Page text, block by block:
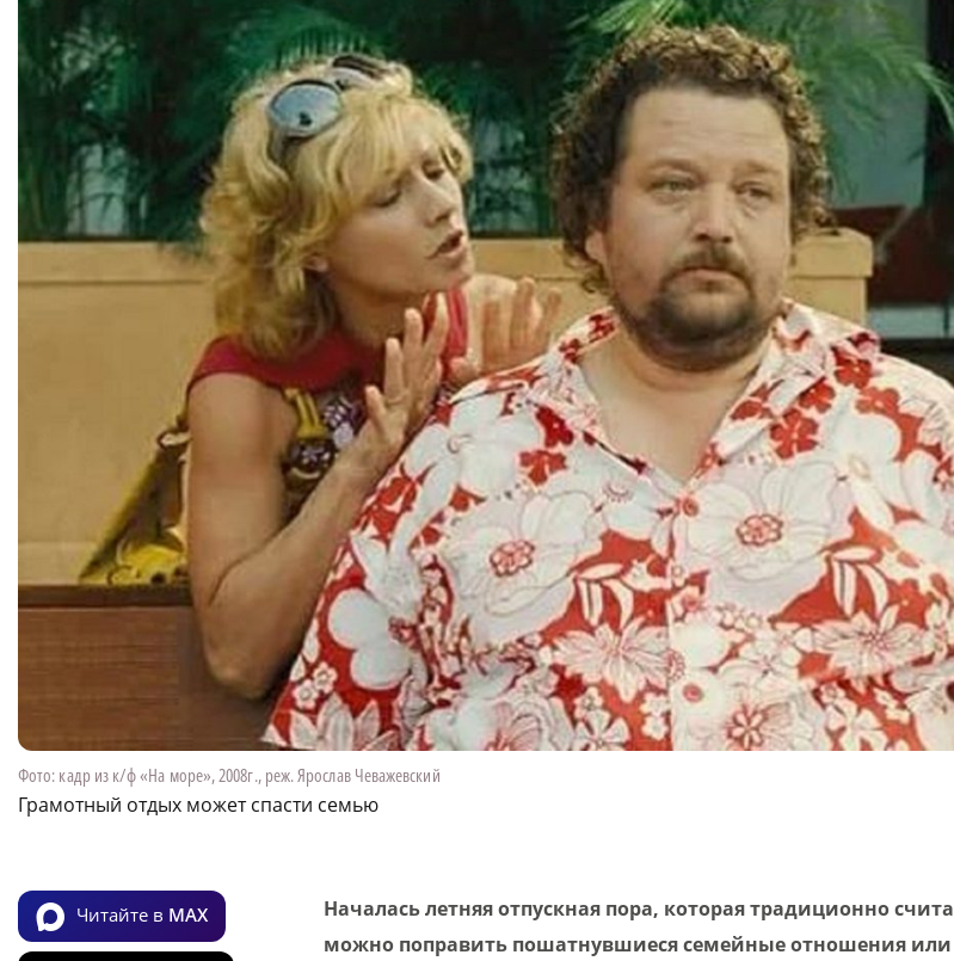
Фото: кадр из к/ф «На море», 2008г., реж. Ярослав Чеважевский
Грамотный отдых может спасти семью
Читайте в MAX
Началась летняя отпускная пора, которая традиционно
можно поправить пошатнувшиеся семейные отношения или